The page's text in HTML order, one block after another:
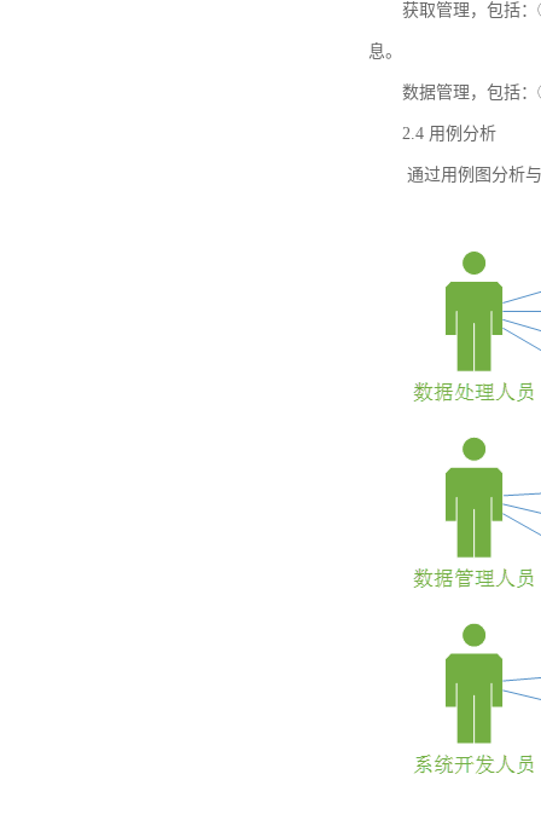
获取管理，包括
息。
数据管理，包括
2.4 用例分析
通过用例图分析